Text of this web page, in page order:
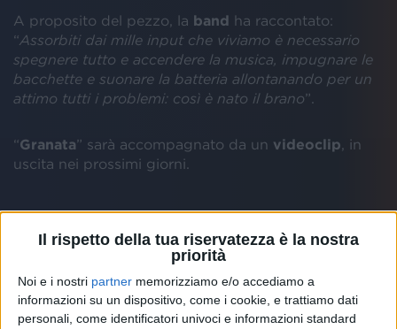
Il rispetto della tua riservatezza è la nostra
priorità
Noi e i nostri partner memorizziamo e/o accediamo a
informazioni su un dispositivo, come i cookie, e trattiamo dati
personali, come identificatori univoci e informazioni standard
A proposito del pezzo, la band ha raccontato:
“Assorbiti dai mille input che viviamo è necessario
spegnere tutto e accendere la musica, impugnare le
bacchette e suonare la batteria allontanando per un
attimo tutti i problemi: così è nato il brano”.
“Granata” sarà accompagnato da un videoclip , in
uscita nei prossimi giorni.
Coma_Cosenascono aMilanonei primi mesi del
Fausto Lama
Fausto Zanardelli, e
California
, nome d'arte di
Francesca Mesiano.